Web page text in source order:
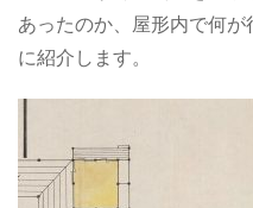
あったのか、屋形内で何
に紹介します。